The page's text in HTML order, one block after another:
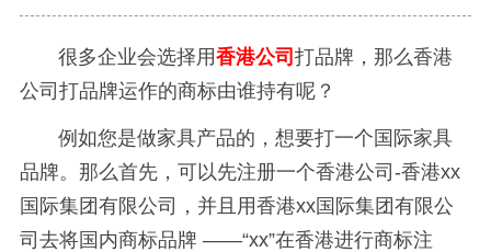
很多企业会选择用香港公司打品牌，那么香港
公司打品牌运作的商标由谁持有呢？
例如您是做家具产品的，想要打一个国际家具
品牌。那么首先，可以先注册一个香港公司-香港xx
国际集团有限公司，并且用香港xx国际集团有限公
司去将国内商标品牌 ——“xx”在香港进行商标注